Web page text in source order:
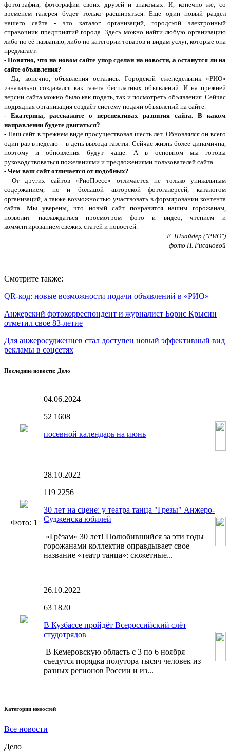
фотографии, фотографии своих друзей и знакомых. И, конечно же, со
временем галерея будет только расширяться. Еще один новый раздел
нашего сайта - это каталог организаций, городской электронный
справочник предприятий города. Здесь можно найти любую организацию
либо по её названию, либо по категории товаров и видам услуг, которые она
предлагает.
- Понятно, что на новом сайте упор сделан на новости, а останутся ли на
сайте объявления?
- Да, конечно, объявления остались. Городской еженедельник «РИО»
изначально создавался как газета бесплатных объявлений. И на прежней
версии сайта можно было как подать, так и посмотреть объявления. Сейчас
подрядная организация создаёт систему подачи объявлений на сайте.
- Екатерина, расскажите о перспективах развития сайта. В каком
направлении будете двигаться?
- Наш сайт в прежнем виде просуществовал шесть лет. Обновлялся он всего
один раз в неделю – в день выхода газеты. Сейчас жизнь более динамична,
поэтому и обновления будут чаще. А в основном мы готовы
руководствоваться пожеланиями и предложениями пользователей сайта.
- Чем ваш сайт отличается от подобных?
- От других сайтов «РиоПресс» отличается не только уникальным
содержанием, но и большой авторской фотогалереей, каталогом
организаций, а также возможностью участвовать в формировании контента
сайта. Мы уверены, что новый сайт понравится нашим горожанам,
позволит наслаждаться просмотром фото и видео, чтением и
комментированием свежих статей и новостей.
Е. Шнайдер ("РИО")
фото Н. Рисановой
Смотрите также:
QR-код: новые возможности подачи объявлений в «РИО»
Анжерский фотокорреспондент и журналист Борис Крысин
отметил свое 83-летие
Для анжеросудженцев стал доступен новый эффективный вид
рекламы в соцсетях
Последние новости: Дело
04.06.2024
52 1608
посевной календарь на июнь
28.10.2022
119 2256
Фото: 1
30 лет на сцене: у театра танца "Грезы" Анжеро-
Судженска юбилей
«Грёзам» 30 лет! Полюбившийся за эти годы
горожанами коллектив оправдывает свое
название «театр танца»: сюжетные...
26.10.2022
63 1820
В Кузбассе пройдёт Всероссийский слёт
студотрядов
В Кемеровскую область с 3 по 6 ноября
съедутся порядка полутора тысяч человек из
разных регионов России и из...
Категории новостей
Все новости
Дело